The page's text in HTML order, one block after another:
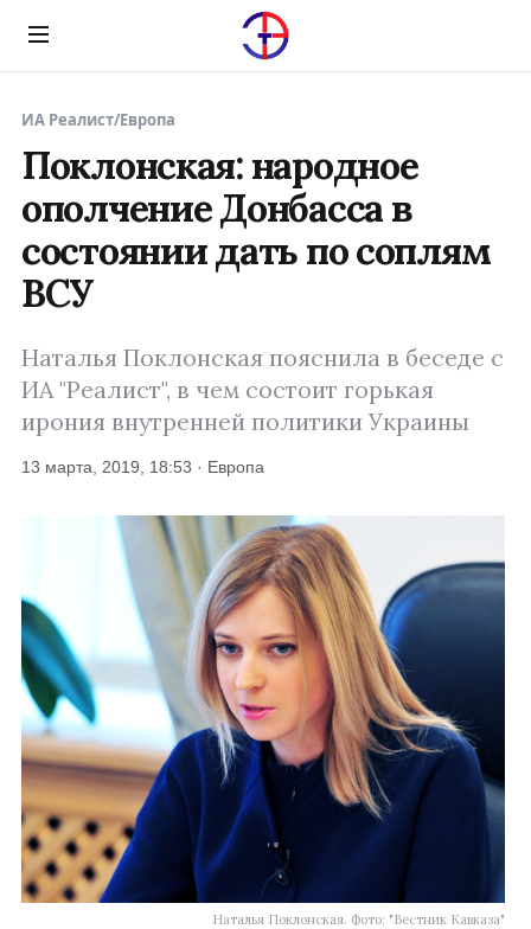
Menu
ИА Реалист/Европа
Поклонская: народное
ополчение Донбасса в
состоянии дать по соплям
ВСУ
Наталья Поклонская пояснила в беседе с
ИА "Реалист", в чем состоит горькая
ирония внутренней политики Украины
13 марта, 2019, 18:53 · Европа
Наталья Поклонская. Фото: "Вестник Кавказа"